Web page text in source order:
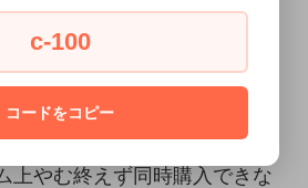
お手数ですがショップまでお
。」と言うメッセージが出る
きない商品を同時購入してい
上やむ終えず同時購入できな
c-100
コードをコピー